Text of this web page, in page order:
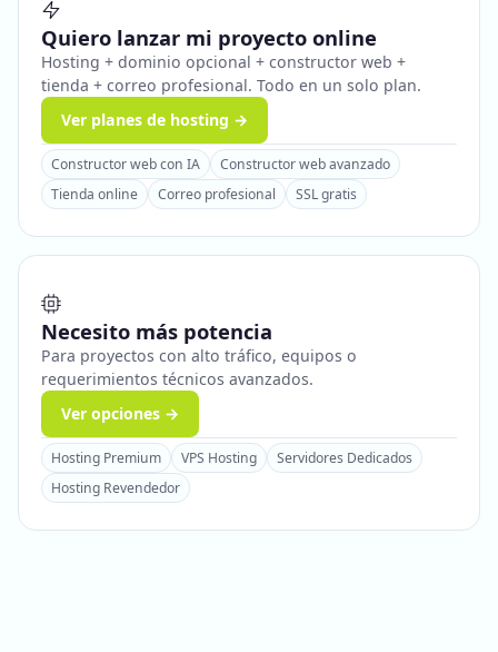
Quiero lanzar mi proyecto online
Hosting + dominio opcional + constructor web +
tienda + correo profesional. Todo en un solo plan.
Ver planes de hosting →
Constructor web con IA
Constructor web avanzado
Tienda online
Correo profesional SSL gratis
Necesito más potencia
Para proyectos con alto tráfico, equipos o
requerimientos técnicos avanzados.
Ver opciones →
Hosting Premium VPS Hosting
Servidores Dedicados
Hosting Revendedor